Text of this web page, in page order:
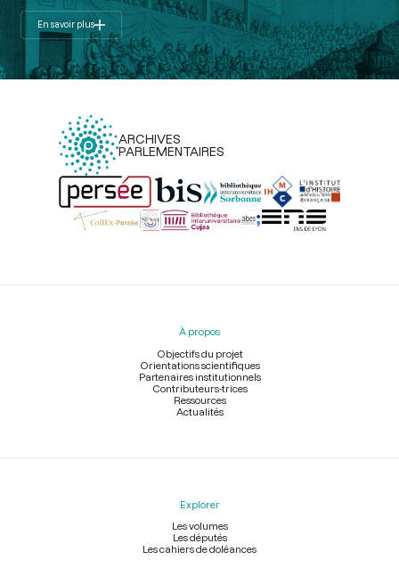
En savoir plus
ARCHIVES
PARLEMENTAIRES
Menu
À propos
Objectifs du projet
Orientations scientifiques
Partenaires institutionnels
Contributeurs-trices
Ressources
Actualités
Explorer
Les volumes
Les députés
Les cahiers de doléances